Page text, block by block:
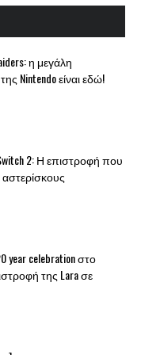
η μεγάλη
Nintendo είναι εδώ!
2: Η επιστροφή που
year celebration στο
της Lara σε